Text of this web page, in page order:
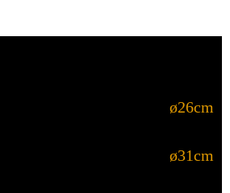
ø26cm
ø31cm